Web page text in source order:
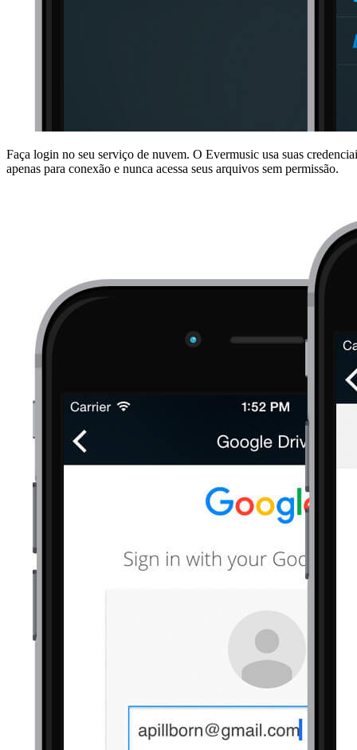
Faça login no seu serviço de nuvem. O Evermusic usa suas
apenas para conexão e nunca acessa seus arquivos sem permissão.